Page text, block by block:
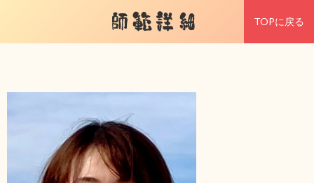
師範詳細 TOPに戻る